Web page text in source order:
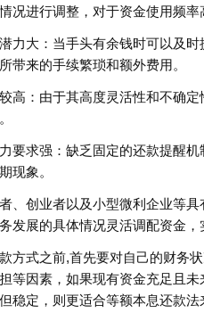
况进行调整，对于资金使用频
力大：当手头有余钱时可以及
带来的手续繁琐和额外费用。
高：由于其高度灵活性和不确
要求强：缺乏固定的还款提醒
现象。
、创业者以及小型微利企业等
发展的具体情况灵活调配资金，
方式之前,首先要对自己的财务
等因素，如果现有资金充足且
稳定，则更适合等额本息还款法